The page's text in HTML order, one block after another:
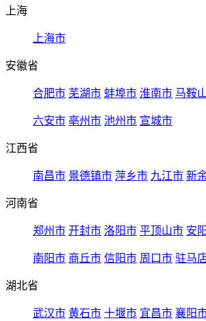
上海
上海市
安徽省
合肥市 芜湖市 蚌埠市 淮南市 马鞍
六安市 亳州市 池州市 宣城市
江西省
南昌市 景德镇市 萍乡市 九江市 新
河南省
郑州市 开封市 洛阳市 平顶山市 安
南阳市 商丘市 信阳市 周口市 驻马
湖北省
武汉市 黄石市 十堰市 宜昌市 襄阳